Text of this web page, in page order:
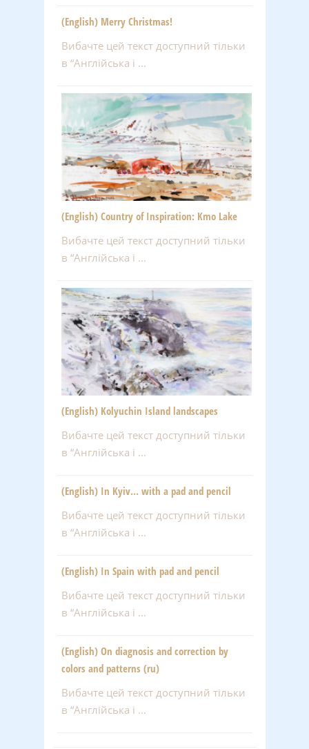
(English) Merry Christmas!
Вибачте цей текст доступний тільки
в “Англійська і ...
(English) Country of Inspiration: Kmo Lake
Вибачте цей текст доступний тільки
в “Англійська і ...
(English) Kolyuchin Island landscapes
Вибачте цей текст доступний тільки
в “Англійська і ...
(English) In Kyiv… with a pad and pencil
Вибачте цей текст доступний тільки
в “Англійська і ...
(English) In Spain with pad and pencil
Вибачте цей текст доступний тільки
в “Англійська і ...
(English) On diagnosis and correction by
colors and patterns (ru)
Вибачте цей текст доступний тільки
в “Англійська і ...